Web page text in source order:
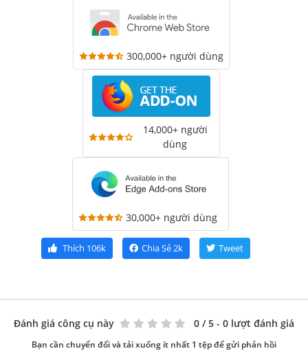
300,000+ người dùng
14,000+ người
dùng
30,000+ người dùng
Thích 106k Chia Sẻ2k Tweet
Đánh giá công cụ này 0 / 5 - 0 lượt đánh giá
Bạn cần chuyển đổi và tải xuống ít nhất 1 tệp để gửi phản hồi